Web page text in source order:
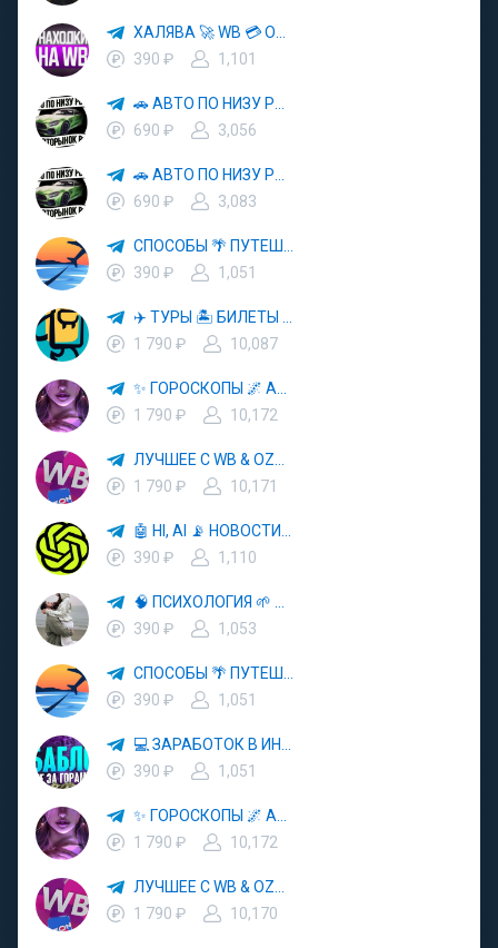
390 ₽
1,101
690 ₽
3,056
690 ₽
3,083
390 ₽
1,051
1 790 ₽
10,087
1 790 ₽
10,172
1 790 ₽
10,171
390 ₽
1,110
390 ₽
1,053
390 ₽
1,051
390 ₽
1,051
1 790 ₽
10,172
1 790 ₽
10,170